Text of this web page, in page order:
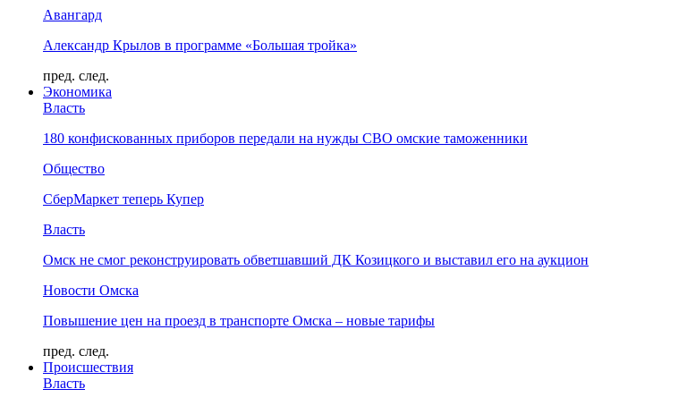
Авангард
Александр Крылов в программе «Большая тройка»
пред. след.
Экономика
Власть
180 конфискованных приборов передали на нужды СВО омские таможенники
Общество
СберМаркет теперь Купер
Власть
Омск не смог реконструировать обветшавший ДК Козицкого и выставил его на аукцион
Новости Омска
Повышение цен на проезд в транспорте Омска – новые тарифы
пред. след.
Происшествия
Власть